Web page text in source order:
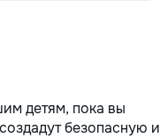
детям, пока вы
безопасную и